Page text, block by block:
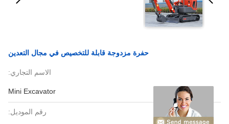
حفرة مزدوجة قابلة للتخصيص في مجال التعدين
الاسم التجاري:
Mini Excavator
رقم الموديل: